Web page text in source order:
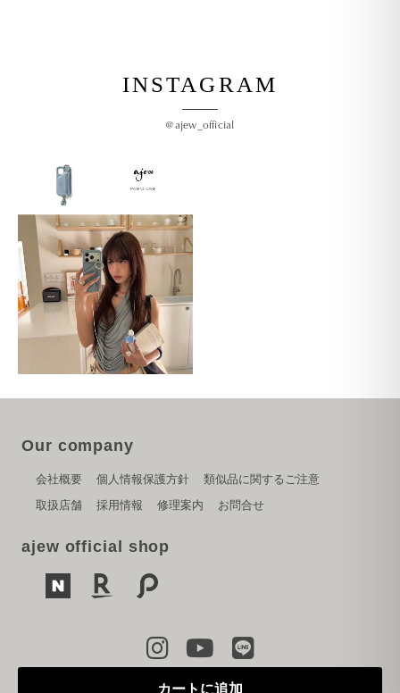
カートに追加
INSTAGRAM
@ajew_official
Our company
会社概要 個人情報保護方針
類似品に関するご注意
取扱店舗
採用情報 修理案内 お問合せ
ajew official shop
Copyright © 2024 PARK CREATION inc.